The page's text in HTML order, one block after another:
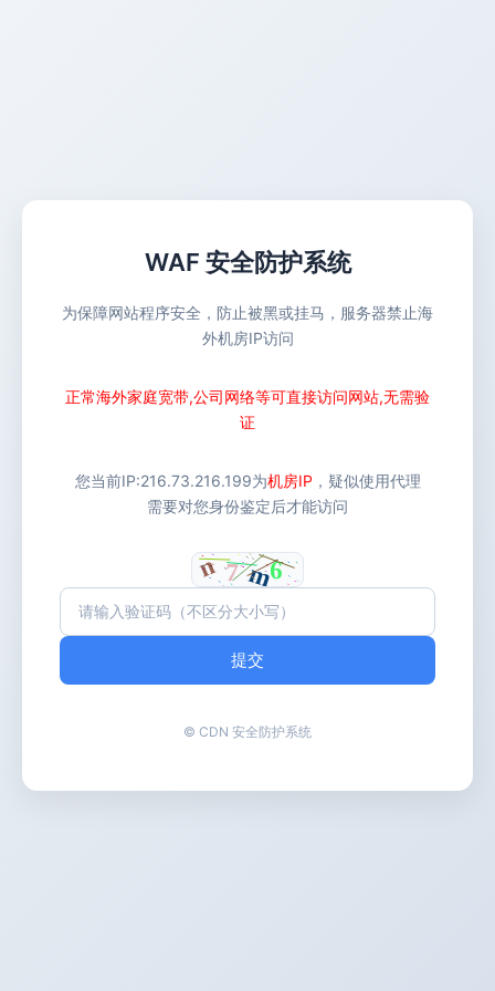
WAF 安全防护系统
为保障网站程序安全，防止被黑或挂马，服务器禁止海
外机房IP访问
正常海外家庭宽带,公司网络等可直接访问网站,无需验
证
您当前IP:216.73.216.199为机房IP ，疑似使用代理
需要对您身份鉴定后才能访问
提交
© CDN 安全防护系统